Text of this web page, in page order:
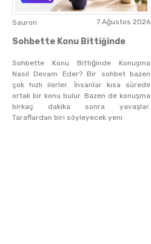
Sauron 7 Ağustos 2026
Sohbette Konu Bittiğinde
Sohbette Konu Bittiğinde Konuşma
Nasıl Devam Eder? Bir sohbet bazen
çok hızlı ilerler. İnsanlar kısa sürede
ortak bir konu bulur. Bazen de konuşma
birkaç dakika sonra yavaşlar.
Taraflardan biri söyleyecek yeni